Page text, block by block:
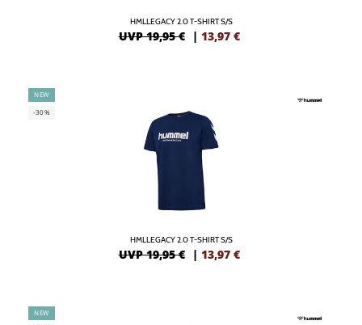
HMLLEGACY 2.0 T-SHIRT S/S
UVP 19,95 € | 13,97 €
NEW
-30%
HMLLEGACY 2.0 T-SHIRT S/S
UVP 19,95 € | 13,97 €
NEW